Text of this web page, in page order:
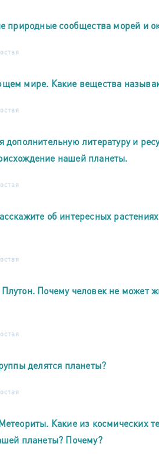
природные сообщества морей и
мире. Какие вещества
литературу и
нашей планеты.
об интересных
Почему человек не может
делятся планеты?
Какие из космических
планеты? Почему?